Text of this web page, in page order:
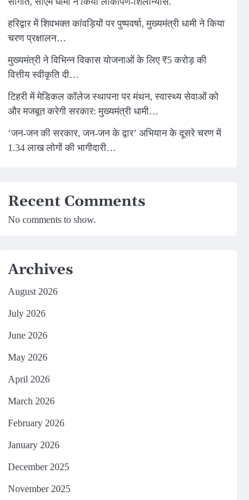
हरिद्वार में शिवभक्त कांवड़ियों पर पुष्पवर्षा, मुख्यमंत्री धामी ने किया
चरण प्रक्षालन…
मुख्यमंत्री ने विभिन्न विकास योजनाओं के लिए ₹5 करोड़ की
वित्तीय स्वीकृति दी…
टिहरी में मेडिकल कॉलेज स्थापना पर मंथन, स्वास्थ्य सेवाओं को
और मजबूत करेगी सरकार: मुख्यमंत्री धामी…
‘जन-जन की सरकार, जन-जन के द्वार’ अभियान के दूसरे चरण में
1.34 लाख लोगों की भागीदारी…
Recent Comments
No comments to show.
Archives
August 2026
July 2026
June 2026
May 2026
April 2026
March 2026
February 2026
January 2026
December 2025
November 2025